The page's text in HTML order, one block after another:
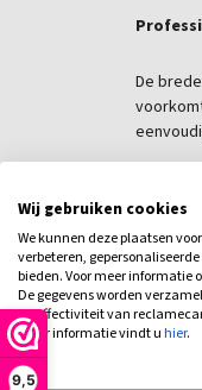
9,5
De
Wij gebruiken cookies
We kunnen deze plaatsen
verbeteren,
bieden. Voor meer informatie
De gegevens worden
de effectiviteit van
meer informatie vindt uhier.